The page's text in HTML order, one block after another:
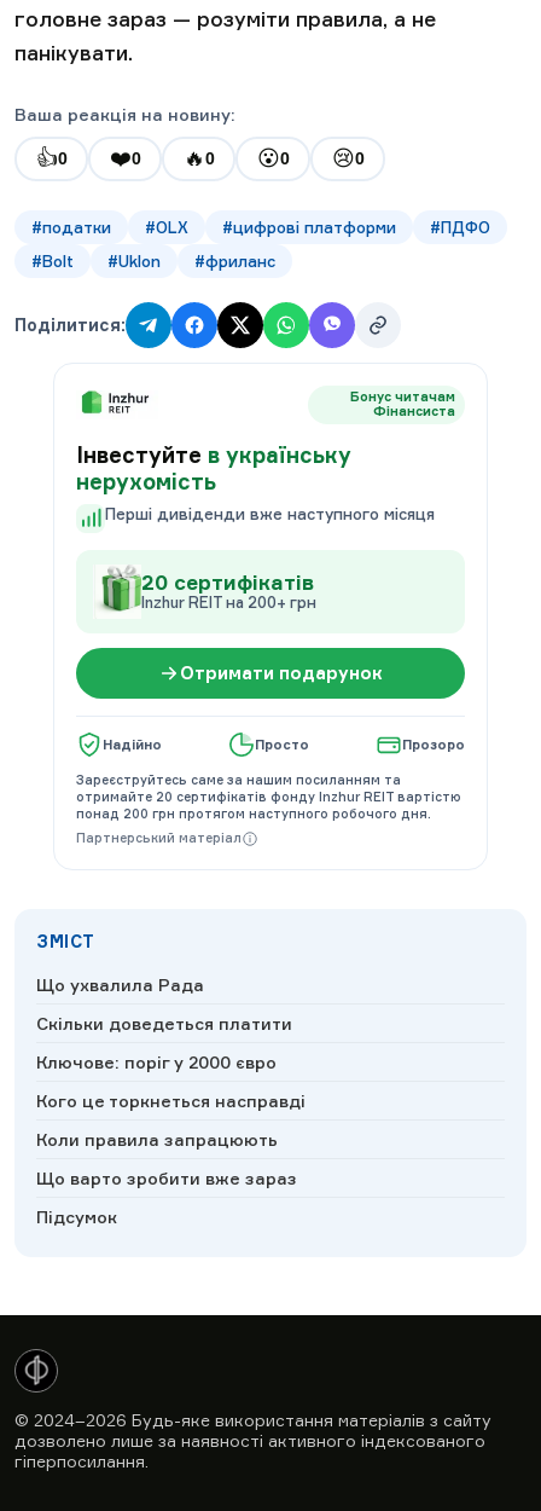
ЗМІСТ
Що ухвалила Рада
Скільки доведеться платити
Ключове: поріг у 2000 євро
Кого це торкнеться насправді
Коли правила запрацюють
Що варто зробити вже зараз
Підсумок
головне зараз — розуміти правила, а не
панікувати.
Ваша реакція на новину:
👍0 ❤️0 🔥0 😮0 😢0
#податки #OLX #цифрові платформи #ПДФО
#Bolt #Uklon #фриланс
Поділитися:
Бонус читачам
Фінансиста
Інвестуйте в українську
нерухомість
Перші дивіденди вже наступного місяця
20 сертифікатів
Inzhur REIT на 200+ грн
Отримати подарунок
Надійно Просто Прозоро
Зареєструйтесь саме за нашим посиланням та
отримайте 20 сертифікатів фонду Inzhur REIT вартістю
понад 200 грн протягом наступного робочого дня.
Партнерський матеріал
© 2024–2026 Будь-яке використання матеріалів з сайту
дозволено лише за наявності активного індексованого
гіперпосилання.